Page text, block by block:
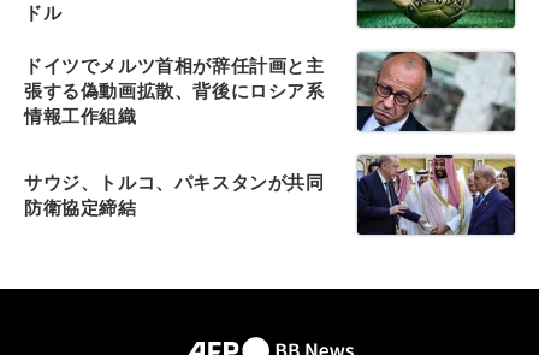
ドル
ドイツでメルツ首相が辞任計画と主
張する偽動画拡散、背後にロシア系
情報工作組織
サウジ、トルコ、パキスタンが共同
防衛協定締結